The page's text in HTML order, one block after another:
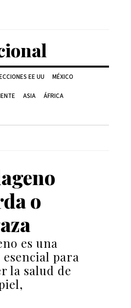
EE UU MÉXICO
ASIA ÁFRICA
o
es una
para
la salud de